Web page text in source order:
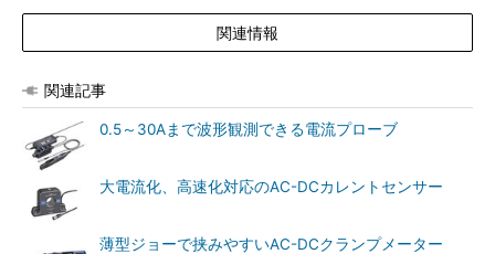
関連情報
関連記事
0.5～30Aまで波形観測できる電流プローブ
大電流化、高速化対応のAC-DCカレントセンサー
薄型ジョーで挟みやすいAC-DCクランプメーター